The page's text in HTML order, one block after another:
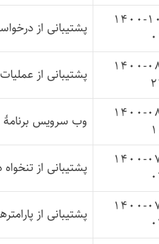
1400-
پشتیبانی از
1400-
پشتیبانی از
1400-
وب سرویس برنامهٔ
1400-
پشتیبانی از تنخواه
1400-
پشتیبانی از